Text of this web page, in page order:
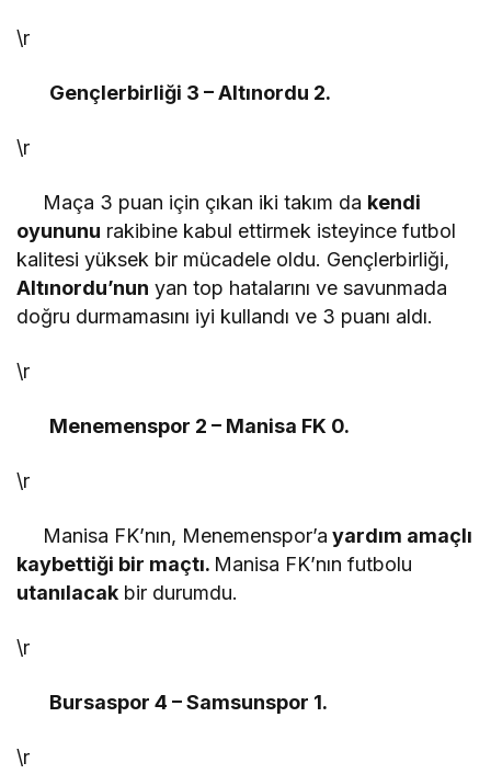
\r
Gençlerbirliği 3 – Altınordu 2.
\r
Maça 3 puan için çıkan iki takım da kendi
oyununu rakibine kabul ettirmek isteyince futbol
kalitesi yüksek bir mücadele oldu. Gençlerbirliği,
Altınordu’nun yan top hatalarını ve savunmada
doğru durmamasını iyi kullandı ve 3 puanı aldı.
\r
Menemenspor 2 – Manisa FK 0.
\r
Manisa FK’nın, Menemenspor’a yardım amaçlı
kaybettiği bir maçtı. Manisa FK’nın futbolu
utanılacak bir durumdu.
\r
Bursaspor 4 – Samsunspor 1.
\r